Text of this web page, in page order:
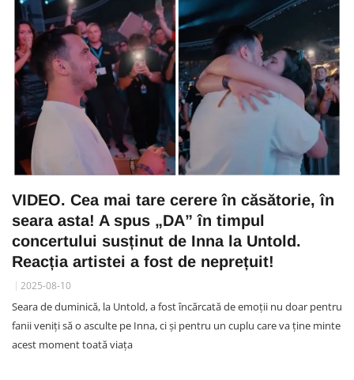
VIDEO. Cea mai tare cerere în căsătorie, în
seara asta! A spus „DA” în timpul
concertului susținut de Inna la Untold.
Reacția artistei a fost de neprețuit!
2025-08-10
Seara de duminică, la Untold, a fost încărcată de emoții nu doar pentru
fanii veniți să o asculte pe Inna, ci și pentru un cuplu care va ține minte
acest moment toată viața